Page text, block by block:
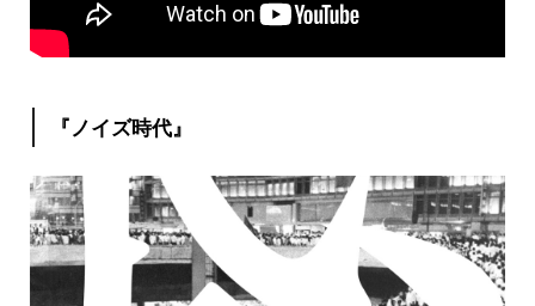
『ノイズ時代』